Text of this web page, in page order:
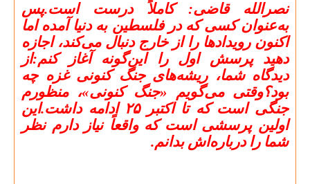
نصرالله قاضی: کاملاً درست است.پس
به‌عنوان کسی که در فلسطین به دنیا آمده اما
اکنون رویدادها را از خارج دنبال می‌کند، اجازه
دهید پرسش اول را این‌گونه آغاز کنم:از
دیدگاه شما، ریشه‌های جنگ کنونی غزه چه
بود؟وقتی می‌گویم «جنگ کنونی»، منظورم
جنگی است که تا اکتبر۲۵ ادامه داشت.این
اولین پرسشی است که واقعاً نیاز دارم نظر
شما را درباره‌اش بدانم.